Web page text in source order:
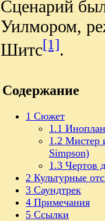
Сценарий
Уилмором,
Шитс[1].
Содержание
1 Сюжет
1.1
1.2 Мистер
Simpson)
1.3 Чертов
2 Культурные
3 Саундтрек
4 Примечания
5 Ссылки